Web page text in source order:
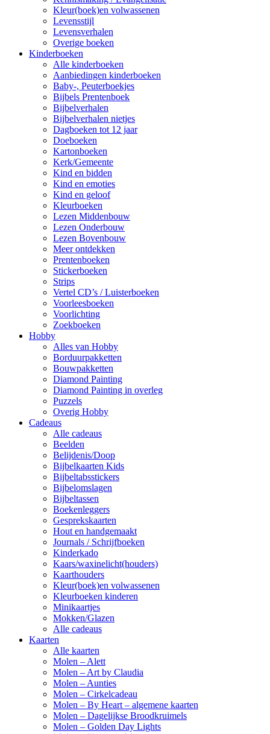
Kleur(boek)en volwassenen
Levensstijl
Levensverhalen
Overige boeken
Kinderboeken
Alle kinderboeken
Aanbiedingen kinderboeken
Baby-, Peuterboekjes
Bijbels Prentenboek
Bijbelverhalen
Bijbelverhalen nietjes
Dagboeken tot 12 jaar
Doeboeken
Kartonboeken
Kerk/Gemeente
Kind en bidden
Kind en emoties
Kind en geloof
Kleurboeken
Lezen Middenbouw
Lezen Onderbouw
Lezen Bovenbouw
Meer ontdekken
Prentenboeken
Stickerboeken
Strips
Vertel CD’s / Luisterboeken
Voorleesboeken
Voorlichting
Zoekboeken
Hobby
Alles van Hobby
Borduurpakketten
Bouwpakketten
Diamond Painting
Diamond Painting in overleg
Puzzels
Overig Hobby
Cadeaus
Alle cadeaus
Beelden
Belijdenis/Doop
Bijbelkaarten Kids
Bijbeltabsstickers
Bijbelomslagen
Bijbeltassen
Boekenleggers
Gesprekskaarten
Hout en handgemaakt
Journals / Schrijfboeken
Kinderkado
Kaars/waxinelicht(houders)
Kaarthouders
Kleur(boek)en volwassenen
Kleurboeken kinderen
Minikaartjes
Mokken/Glazen
Alle cadeaus
Kaarten
Alle kaarten
Molen – Alett
Molen – Art by Claudia
Molen – Aunties
Molen – Cirkelcadeau
Molen – By Heart – algemene kaarten
Molen – Dagelijkse Broodkruimels
Molen – Golden Day Lights